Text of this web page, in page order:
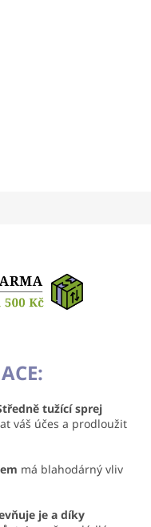
tužící sprej
váš účes a prodloužit
má blahodárný vliv
je a díky